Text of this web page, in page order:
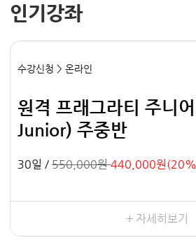
인기강좌
수강신청 > 온라인
원격 프래그라티 주니
Junior) 주중반
30일 / 550,000원440,000원
+ 자세히보기